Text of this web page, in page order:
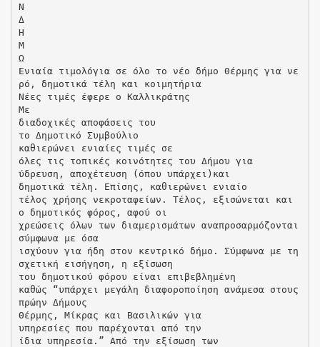
Ν
Δ
Η
Μ
Ω
Ενιαία τιμολόγια σε όλο το νέο δήμο Θέρμης για νε
ρό, δημοτικά τέλη και κοιμητήρια
Νέες τιμές έφερε ο Καλλικράτης
Με
διαδοχικές αποφάσεις του
το Δημοτικό Συμβούλιο
καθιερώνει ενιαίες τιμές σε
όλες τις τοπικές κοινότητες του Δήμου για
ύδρευση, αποχέτευση (όπου υπάρχει)και
δημοτικά τέλη. Επίσης, καθιερώνει ενιαίο
τέλος χρήσης νεκροταφείων. Τέλος, εξισώνεται και
ο δημοτικός φόρος, αφού οι
χρεώσεις όλων των διαμερισμάτων αναπροσαρμόζονται
σύμφωνα με όσα
ισχύουν για ήδη στον κεντρικό δήμο. Σύμφωνα με τη
σχετική εισήγηση, η εξίσωση
του δημοτικού φόρου είναι επιβεβλημένη
καθώς “υπάρχει μεγάλη διαφοροποίηση ανάμεσα στους
πρώην Δήμους
Θέρμης, Μίκρας και Βασιλικών για
υπηρεσίες που παρέχονται από την
ίδια υπηρεσία.” Από την εξίσωση των